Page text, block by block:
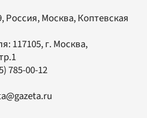
Россия, Москва, Коптевская
117105, г. Москва,
785-00-12